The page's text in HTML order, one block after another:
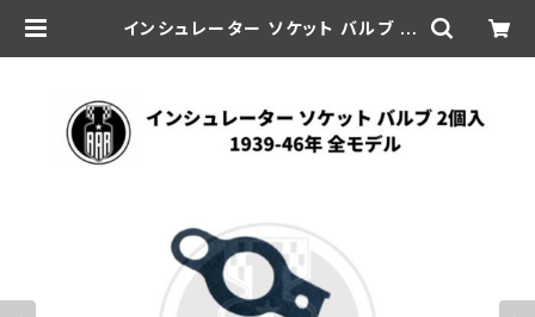
インシュレーター ソケット バルブ 2